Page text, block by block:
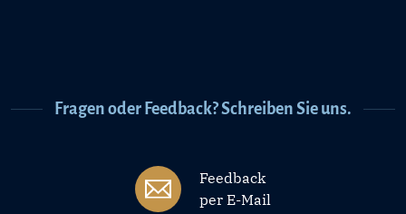
Fragen oder Feedback? Schreiben Sie uns.
Feedback
per E-Mail